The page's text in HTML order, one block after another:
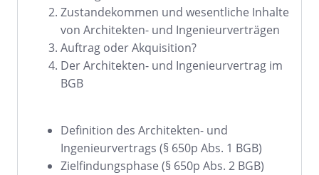
Zustandekommen und wesentliche Inhalte
von Architekten- und Ingenieurverträgen
Auftrag oder Akquisition?
Der Architekten- und Ingenieurvertrag im
BGB
Definition des Architekten- und
Ingenieurvertrags (§ 650p Abs. 1 BGB)
Zielfindungsphase (§ 650p Abs. 2 BGB)